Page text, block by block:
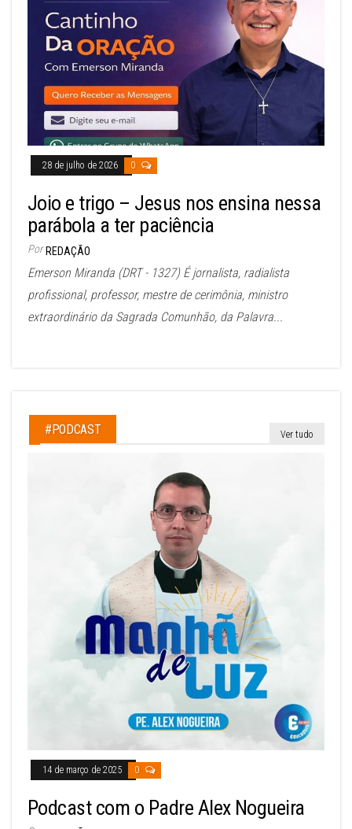
28 de julho de 2026 0
Joio e trigo – Jesus nos ensina nessa
parábola a ter paciência
Por REDAÇÃO
Emerson Miranda (DRT - 1327) É jornalista, radialista
profissional, professor, mestre de cerimônia, ministro
extraordinário da Sagrada Comunhão, da Palavra...
#PODCAST Ver tudo
14 de março de 2025 0
Podcast com o Padre Alex Nogueira